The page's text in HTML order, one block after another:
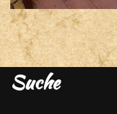
Suche